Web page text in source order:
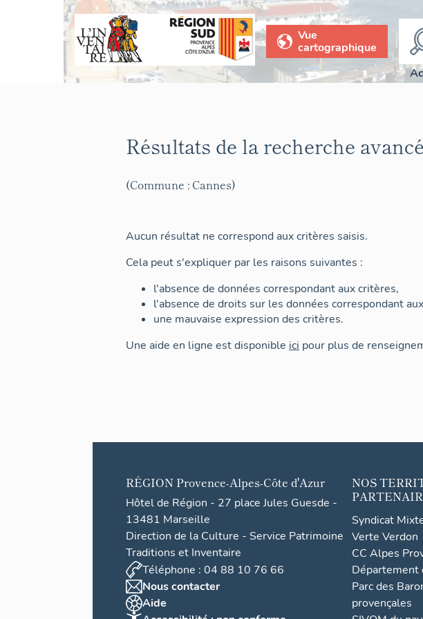
Vue
cartographique
Résultats de la recherche
(Commune : Cannes)
Aucun résultat ne correspond aux critères saisis.
Cela peut s'expliquer par les raisons suivantes :
l'absence de données correspondant aux critères,
l'absence de droits sur les données correspondant
une mauvaise expression des critères.
Une aide en ligne est disponible ici pour plus de
RÉGION Provence-Alpes-Côte d'Azur
Hôtel de Région - 27 place Jules Guesde -
13481 Marseille
Direction de la Culture - Service Patrimoine
Traditions et Inventaire
Téléphone : 04 88 10 76 66
Nous contacter
Aide
NOS
Syndicat
Verte Verdon
CC Alpes
Département
Parc des
provençales